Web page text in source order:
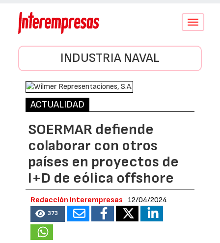
Conmutar
INDUSTRIA NAVAL
ACTUALIDAD
SOERMAR defiende
colaborar con otros
países en proyectos de
I+D de eólica offshore
Redacción Interempresas 12/04/2024
373